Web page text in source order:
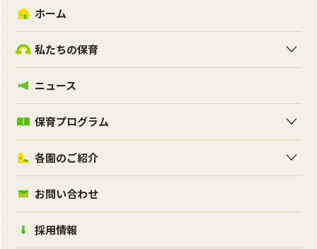
ホーム
私たちの保育
ニュース
保育プログラム
各園のご紹介
お問い合わせ
採用情報